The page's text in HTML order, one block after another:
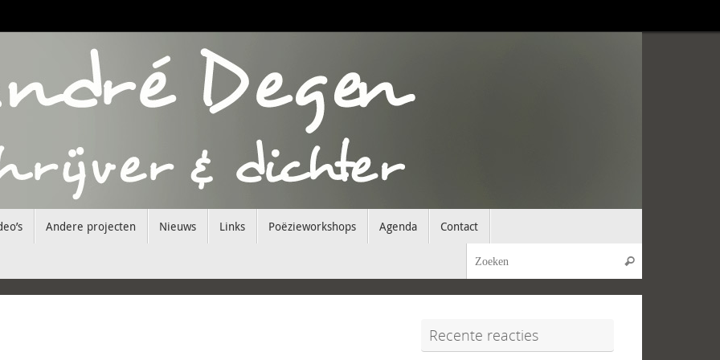
Andere projecten Nieuws Links Poëzieworkshops Agenda Contact
Zoeken
Recente reacties